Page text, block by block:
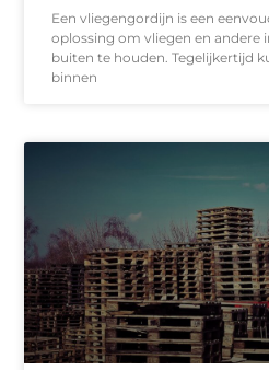
Een vliegengordijn is een
oplossing om vliegen en andere
buiten te houden. Tegelijkertijd
binnen